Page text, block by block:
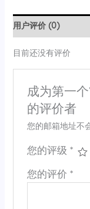
用户评价 (0)
目前还没有评价
成为第一
的评价者
您的邮箱地址不
您的评级 *
您的评价 *